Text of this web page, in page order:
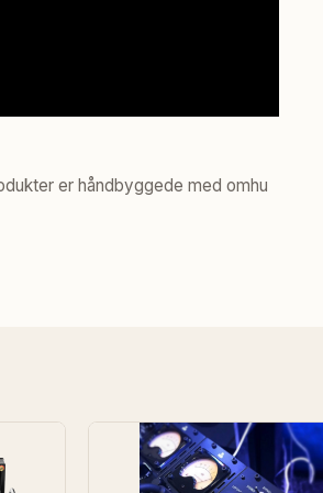
er håndbyggede med omhu